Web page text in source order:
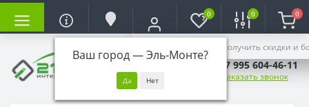
Ваш город —Эль-Монте?
Войдите, чтобы получить скидки и
0 0 0
+7 995 604-46-11
Заказать звонок